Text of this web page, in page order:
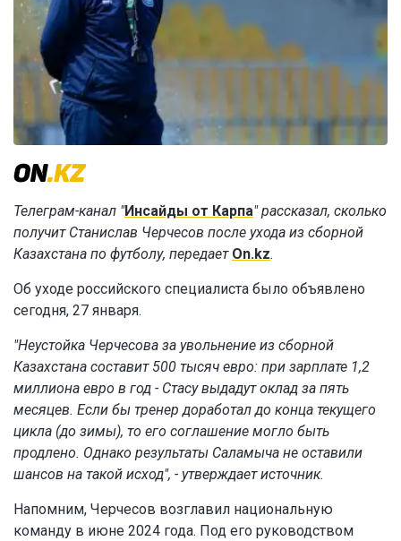
Телеграм-канал "Инсайды от Карпа" рассказал, сколько
получит Станислав Черчесов после ухода из сборной
Казахстана по футболу, передает On.kz.
Об уходе российского специалиста было объявлено
сегодня, 27 января.
"Неустойка Черчесова за увольнение из сборной
Казахстана составит 500 тысяч евро: при зарплате 1,2
миллиона евро в год - Стасу выдадут оклад за пять
месяцев. Если бы тренер доработал до конца текущего
цикла (до зимы), то его соглашение могло быть
продлено. Однако результаты Саламыча не оставили
шансов на такой исход", - утверждает источник.
Напомним, Черчесов возглавил национальную
команду в июне 2024 года. Под его руководством